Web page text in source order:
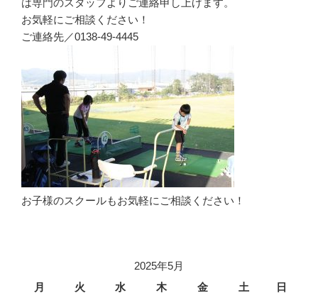
は専門のスタッフよりご連絡申し上げます。
お気軽にご相談ください！
ご連絡先／0138-49-4445
お子様のスクールもお気軽にご相談ください！
2025年5月
月
火 水 木 金 土 日